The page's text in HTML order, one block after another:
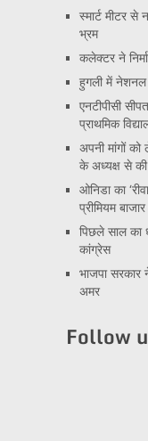
स्मार्ट मीटर
भ्रम
कलेक्टर ने
हुगली में नेशनल
एनटीपीसी
प्राथमिक
अपनी मांगों को
के अध्यक्ष से की
ओनिडा का
प्रीमियम
पिछले साल का
कांग्रेस
भाजपा सरकार
अमर
Follow